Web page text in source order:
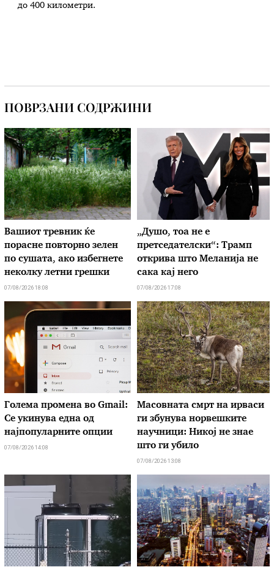
до 400 километри.
ПОВРЗАНИ СОДРЖИНИ
Вашиот тревник ќе
порасне повторно зелен
по сушата, ако избегнете
неколку летни грешки
07/08/2026 18:08
„Душо, тоа не е
претседателски“: Трамп
открива што Меланија не
сака кај него
07/08/2026 17:08
Голема промена во Gmail:
Се укинува една од
најпопуларните опции
07/08/2026 14:08
Масовната смрт на ирваси
ги збунува норвешките
научници: Никој не знае
што ги убило
07/08/2026 13:08